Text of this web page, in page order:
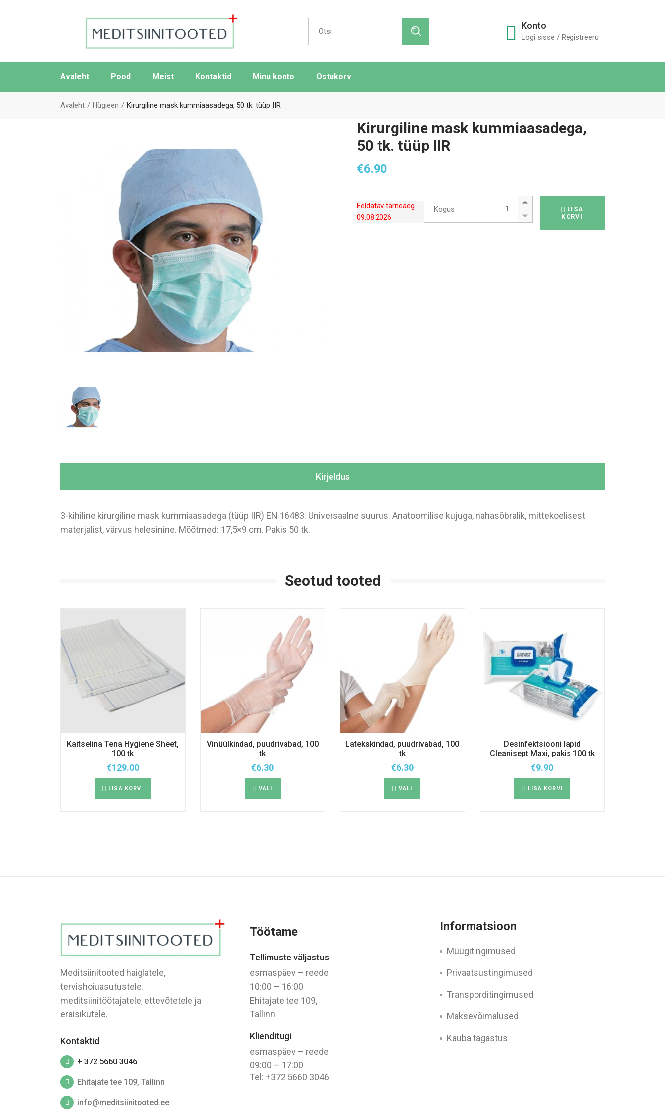
Search
for:
Konto
Logi sisse / Registreeru
Avaleht Pood Meist Kontaktid Minu konto Ostukorv
Avaleht Hügieen Kirurgiline mask kummiaasadega, 50 tk. tüüp IIR
Kirurgiline mask kummiaasadega,
50 tk. tüüp IIR
€6.90
Eeldatav tarneaeg
09.08.2026
Kogus
Kirurgiline mask kummiaasadega, 50 tk. tüüp IIR
LISA
KORVI
Kirjeldus
3-kihiline kirurgiline mask kummiaasadega (tüüp IIR) EN 16483. Universaalne suurus. Anatoomilise kujuga, nahasõbralik, mittekoelisest
materjalist, värvus helesinine. Mõõtmed: 17,5×9 cm. Pakis 50 tk.
Seotud tooted
Kaitselina Tena Hygiene Sheet,
100 tk
€129.00
LISA KORVI
Vinüülkindad, puudrivabad, 100
tk
€6.30
VALI
mitu
Latekskindad, puudrivabad, 100
tk
€6.30
VALI
mitu
Desinfektsiooni lapid
Cleanisept Maxi, pakis 100 tk
€9.90
LISA KORVI
Meditsiinitooted haiglatele,
tervishoiuasutustele,
meditsiinitöötajatele, ettevõtetele ja
eraisikutele.
Kontaktid
+ 372 5660 3046
Ehitajate tee 109, Tallinn
info@meditsiinitooted.ee
Töötame
Tellimuste väljastus
esmaspäev – reede
10:00 – 16:00
Ehitajate tee 109,
Tallinn
Klienditugi
esmaspäev – reede
09:00 – 17:00
Tel: +372 5660 3046
Informatsioon
Müügitingimused
Privaatsustingimused
Transporditingimused
Maksevõimalused
Kauba tagastus